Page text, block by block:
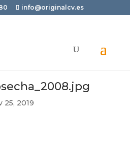
info@originalcv.es
25, 2019